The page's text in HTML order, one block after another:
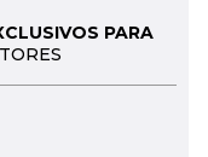
PARA